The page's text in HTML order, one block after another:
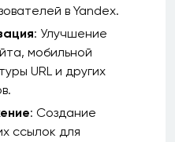
в Yandex.
: Улучшение
мобильной
URL и других
: Создание
ссылок для